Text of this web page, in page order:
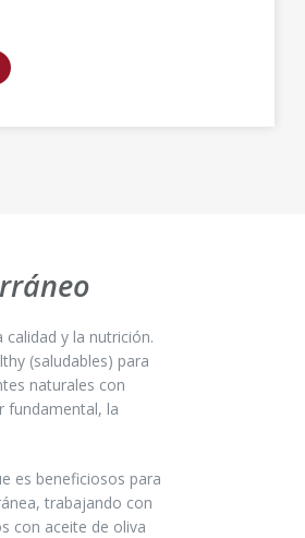
y la nutrición.
(saludables) para
naturales con
fundamental, la
es beneficiosos para
trabajando con
con aceite de oliva